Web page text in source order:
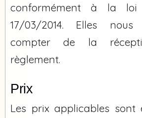
conformément à la loi
17/03/2014. Elles
compter de la
règlement.
Prix
Les prix applicables sont